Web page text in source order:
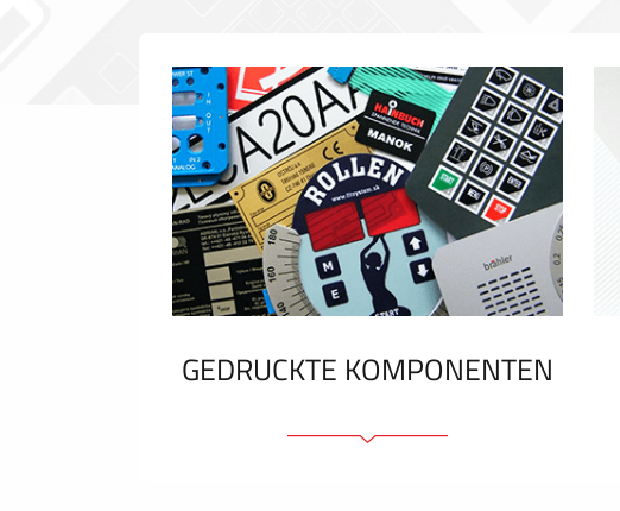
GEDRUCKTE KOMPONENTEN